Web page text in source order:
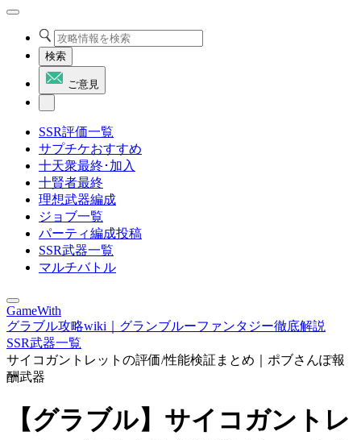
検索
ご意見
SSR評価一覧
サプチケおすすめ
十天衆最終･加入
十賢者最終
理想武器編成
ジョブ一覧
パーティ編成投稿
SSR武器一覧
マルチバトル
GameWith
グラブル攻略wiki｜グランブルーファンタジー徹底解説
SSR武器一覧
サイコガントレットの評価/性能検証まとめ｜ポブさんぽ報
酬武器
【グラブル】サイコガントレ